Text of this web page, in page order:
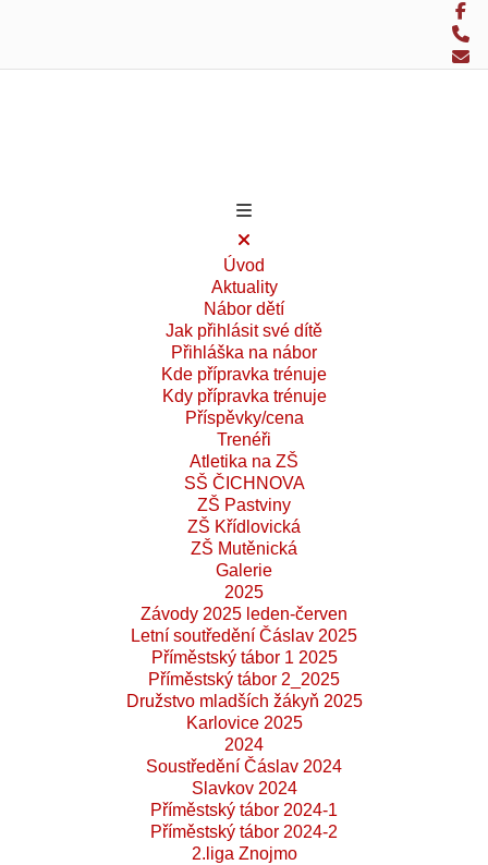
Úvod
Aktuality
Nábor dětí
Jak přihlásit své dítě
Přihláška na nábor
Kde přípravka trénuje
Kdy přípravka trénuje
Příspěvky/cena
Trenéři
Atletika na ZŠ
SŠ ČICHNOVA
ZŠ Pastviny
ZŠ Křídlovická
ZŠ Mutěnická
Galerie
2025
Závody 2025 leden-červen
Letní soutředění Čáslav 2025
Příměstský tábor 1 2025
Příměstský tábor 2_2025
Družstvo mladších žákyň 2025
Karlovice 2025
2024
Soustředění Čáslav 2024
Slavkov 2024
Příměstský tábor 2024-1
Příměstský tábor 2024-2
2.liga Znojmo